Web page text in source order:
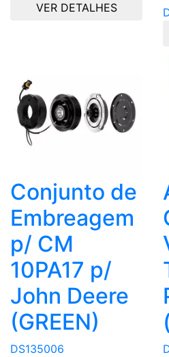
VER DETALHES
Conjunto de
Embreagem
p/ CM
10PA17 p/
John Deere
(GREEN)
DS135006